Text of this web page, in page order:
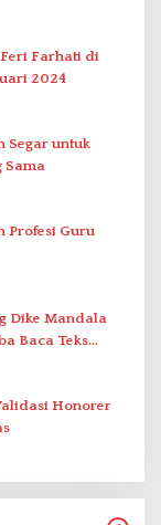
Farhati di
2024
Segar untuk
Sama
Profesi Guru
Baca Teks
Honorer